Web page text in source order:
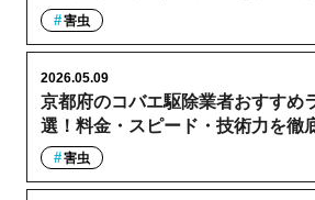
害虫
京都府のコバエ駆除業者おすすめ
選！料金・スピード・技術力を徹
2026.05.09
害虫